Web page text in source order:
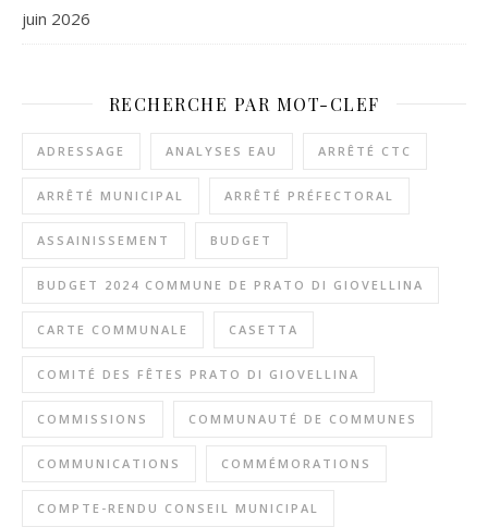
juin 2026
RECHERCHE PAR MOT-CLEF
ADRESSAGE ANALYSES EAU ARRÊTÉ CTC
ARRÊTÉ MUNICIPAL ARRÊTÉ PRÉFECTORAL
ASSAINISSEMENT BUDGET
BUDGET 2024 COMMUNE DE PRATO DI GIOVELLINA
CARTE COMMUNALE CASETTA
COMITÉ DES FÊTES PRATO DI GIOVELLINA
COMMISSIONS COMMUNAUTÉ DE COMMUNES
COMMUNICATIONS COMMÉMORATIONS
COMPTE-RENDU CONSEIL MUNICIPAL